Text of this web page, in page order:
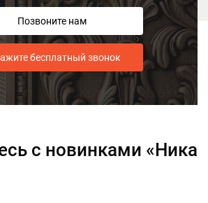
Позвоните нам
бесплатный звонок
с новинками «Ника